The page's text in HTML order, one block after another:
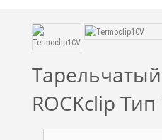
ROCKclip